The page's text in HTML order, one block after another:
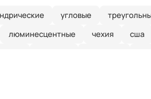
угловые
люминесцентные чехия сша